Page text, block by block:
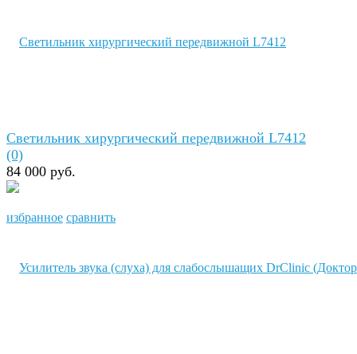
избранное сравнить
Светильник хирургический передвижной L7412
(0)
84 000 руб.